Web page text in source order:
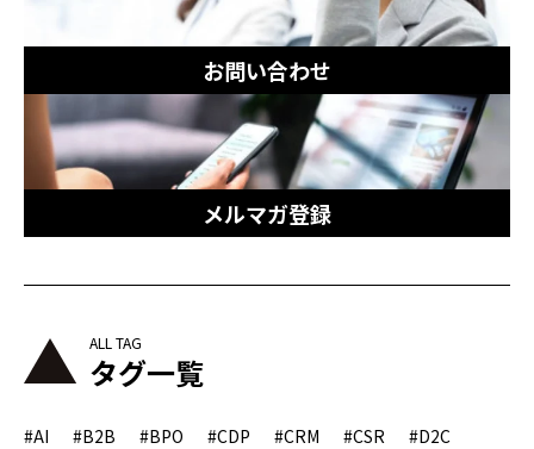
お問い合わせ
メルマガ登録
タグ一覧
#AI #B2B #BPO #CDP #CRM #CSR
#D2C